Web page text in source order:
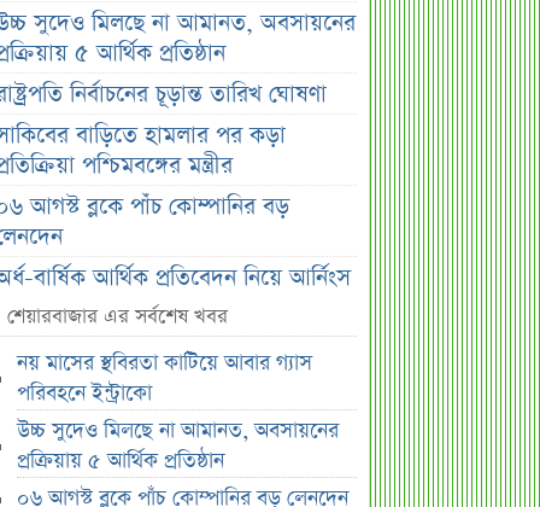
সুদেও মিলছে না আমানত, অবসায়নের
৫ আর্থিক প্রতিষ্ঠান
নির্বাচনের চূড়ান্ত তারিখ ঘোষণা
বাড়িতে হামলার পর কড়া
পশ্চিমবঙ্গের মন্ত্রীর
আগস্ট ব্লকে পাঁচ কোম্পানির বড়
বার্ষিক আর্থিক প্রতিবেদন নিয়ে আর্নিংস
ডিসক্লোজার করবে ব্র্যাক ব্যাংক
কর্ণফুলী ইন্স্যুরেন্সের অর্ধ-বার্ষিক সম্মেলন
৭৫ হাজার ২৮৩ শেয়ার মনোনীত
নামে হস্তান্তর
থাকলেও বাজারে অস্থিরতা, তদারকি
শেয়ারবাজার এর সর্বশেষ খবর
নয় মাসের স্থবিরতা কাটিয়ে আবার গ্যাস
পরিবহনে ইন্ট্রাকো
উচ্চ সুদেও মিলছে না আমানত, অবসায়নের
প্রক্রিয়ায় ৫ আর্থিক প্রতিষ্ঠান
০৬ আগস্ট ব্লকে পাঁচ কোম্পানির বড় লেনদেন